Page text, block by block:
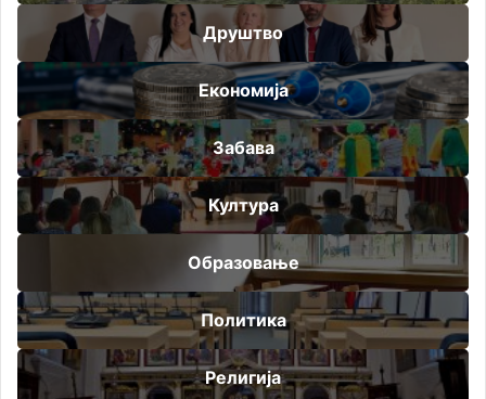
Друштво
Економија
Забава
Култура
Образовање
Политика
Религија